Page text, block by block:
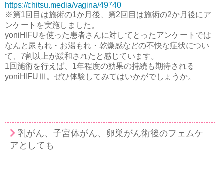
https://chitsu.media/vagina/49740
※第1回目は施術の1か月後、第2回目は施術の2か月後にア
ンケートを実施しました。
yoniHIFUを使った患者さんに対してとったアンケートでは
なんと尿もれ・お湯もれ・乾燥感などの不快な症状につい
て、7割以上が緩和されたと感じています。
1回施術を行えば、1年程度の効果の持続も期待される
yoniHIFUⅢ。ぜひ体験してみてはいかがでしょうか。
乳がん、子宮体がん、卵巣がん術後のフェムケ
アとしても